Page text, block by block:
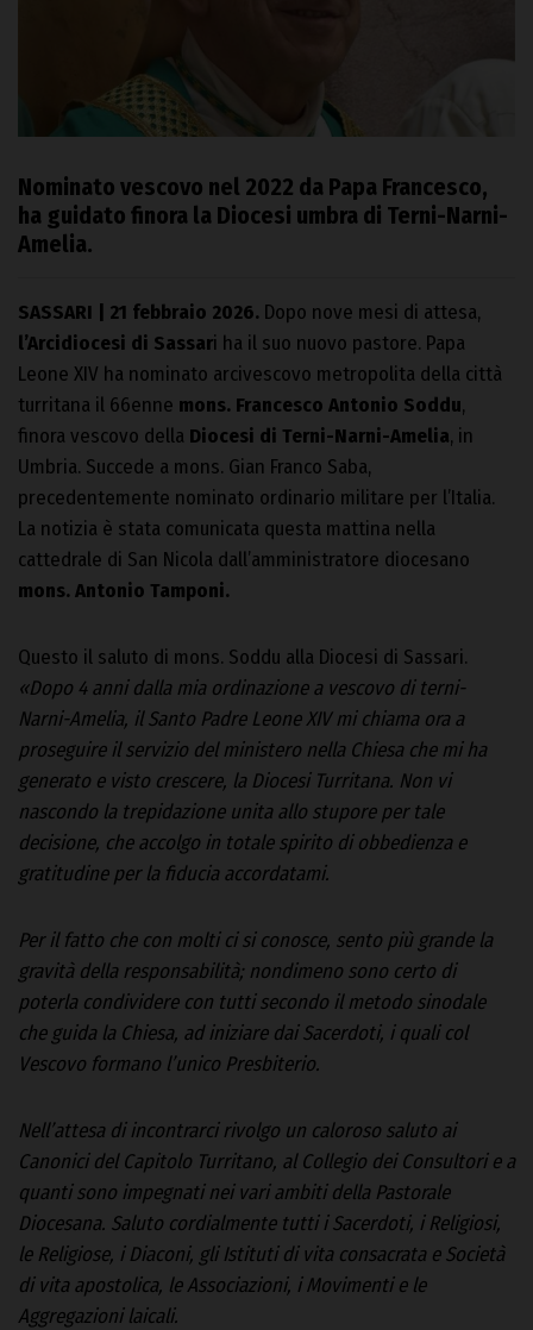
Nominato vescovo nel 2022 da Papa Francesco,
ha guidato finora la Diocesi umbra di Terni-Narni-
Amelia.
SASSARI | 21 febbraio 2026. Dopo nove mesi di attesa,
l’Arcidiocesi di Sassari ha il suo nuovo pastore. Papa
Leone XIV ha nominato arcivescovo metropolita della città
turritana il 66enne mons. Francesco Antonio Soddu,
finora vescovo della Diocesi di Terni-Narni-Amelia, in
Umbria. Succede a mons. Gian Franco Saba,
precedentemente nominato ordinario militare per l’Italia.
La notizia è stata comunicata questa mattina nella
cattedrale di San Nicola dall’amministratore diocesano
mons. Antonio Tamponi.
Questo il saluto di mons. Soddu alla Diocesi di Sassari.
«Dopo 4 anni dalla mia ordinazione a vescovo di terni-
Narni-Amelia, il Santo Padre Leone XIV mi chiama ora a
proseguire il servizio del ministero nella Chiesa che mi ha
generato e visto crescere, la Diocesi Turritana. Non vi
nascondo la trepidazione unita allo stupore per tale
decisione, che accolgo in totale spirito di obbedienza e
gratitudine per la fiducia accordatami.
Per il fatto che con molti ci si conosce, sento più grande la
gravità della responsabilità; nondimeno sono certo di
poterla condividere con tutti secondo il metodo sinodale
che guida la Chiesa, ad iniziare dai Sacerdoti, i quali col
Vescovo formano l’unico Presbiterio.
Nell’attesa di incontrarci rivolgo un caloroso saluto ai
Canonici del Capitolo Turritano, al Collegio dei Consultori e a
quanti sono impegnati nei vari ambiti della Pastorale
Diocesana. Saluto cordialmente tutti i Sacerdoti, i Religiosi,
le Religiose, i Diaconi, gli Istituti di vita consacrata e Società
di vita apostolica, le Associazioni, i Movimenti e le
Aggregazioni laicali.